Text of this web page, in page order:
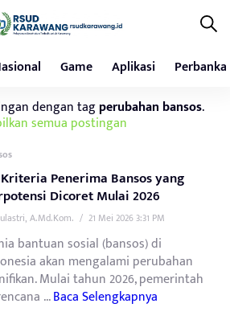
Game Aplikasi
dengan tagperubahan bansos.
semua postingan
Penerima Bansos yang
Dicoret Mulai 2026
A.Md.Kom. / 21 Mei 2026 3:31 PM
bantuan sosial (bansos) di
akan mengalami perubahan
Mulai tahun 2026, pemerintah
...Baca Selengkapnya